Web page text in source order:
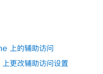
上的辅助访问
更改辅助访问设置